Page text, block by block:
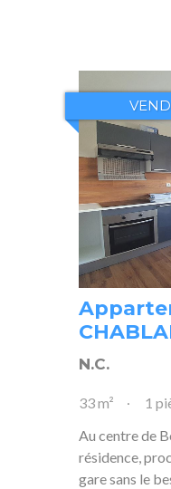
N.C.
33 m² 1
Au centre de
résidence,
gare sans le